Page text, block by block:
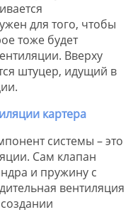
для того, чтобы
тоже будет
Вверху
штуцер, идущий в
системы – это
Сам клапан
и пружину с
вентиляция